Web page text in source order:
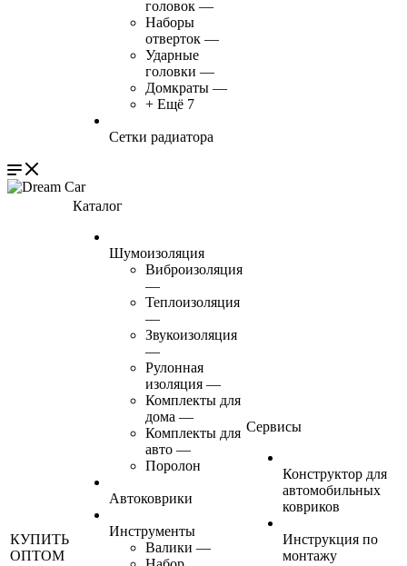
головок —
Наборы
отверток —
Ударные
головки —
Домкраты —
+ Ещё 7
Сетки радиатора
КУПИТЬ
ОПТОМ
Каталог
Шумоизоляция
Виброизоляция
—
Теплоизоляция
—
Звукоизоляция
—
Рулонная
изоляция —
Комплекты для
дома —
Комплекты для
авто —
Поролон
Автоковрики
Инструменты
Валики —
Сервисы
Конструктор для
автомобильных
ковриков
Инструкция по
монтажу